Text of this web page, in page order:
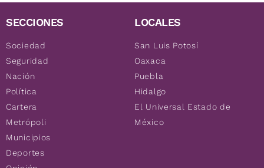
SECCIONES
Sociedad
Seguridad
Nación
Política
Cartera
Metrópoli
Municipios
Deportes
LOCALES
San Luis Potosí
Oaxaca
Puebla
Hidalgo
El Universal Estado de
México